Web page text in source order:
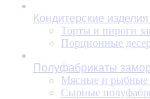
Кондитерские
Торты и пироги
Порционные
Полуфабрикаты
Мясные и рыбные
Сырные